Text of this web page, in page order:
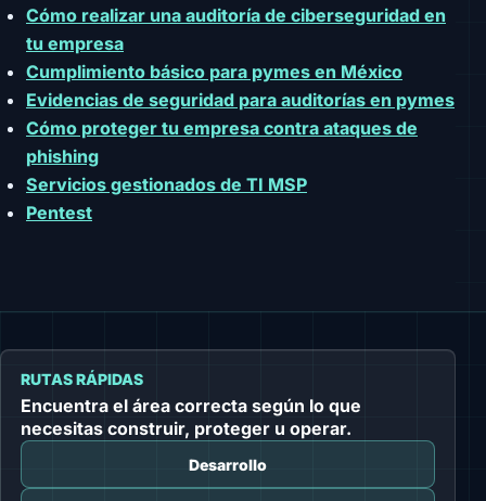
Cómo realizar una auditoría de ciberseguridad en
tu empresa
Cumplimiento básico para pymes en México
Evidencias de seguridad para auditorías en pymes
Cómo proteger tu empresa contra ataques de
phishing
Servicios gestionados de TI MSP
Pentest
RUTAS RÁPIDAS
Encuentra el área correcta según lo que
necesitas construir, proteger u operar.
Desarrollo